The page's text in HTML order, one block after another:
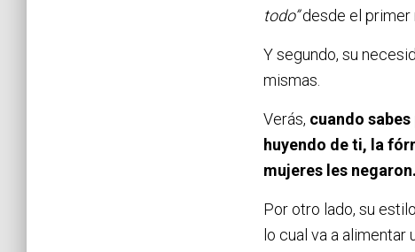
todo”desde el primer
Y segundo, su
mismas.
Verás, cuando
huyendo de ti, la
mujeres les negaron.
Por otro lado, su
lo cual va a